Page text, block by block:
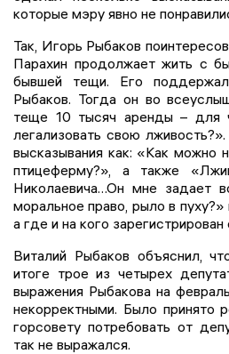
которые мэру явно не
Так, Игорь Рыбаков
Парахин продолжает жить с
бывшей тещи. Его
Рыбаков. Тогда он во
теще 10 тысяч аренды – для
легализовать свою
высказывания как: «Как можно
птицеферму?», а также
Николаевича…Он мне задает
моральное право, рыло в
а где и на кого зарегистрирован
Виталий Рыбаков объяснил,
итоге трое из четырех
выражения Рыбакова на
некорректными. Было принято
горсовету потребовать от
так не выражался.